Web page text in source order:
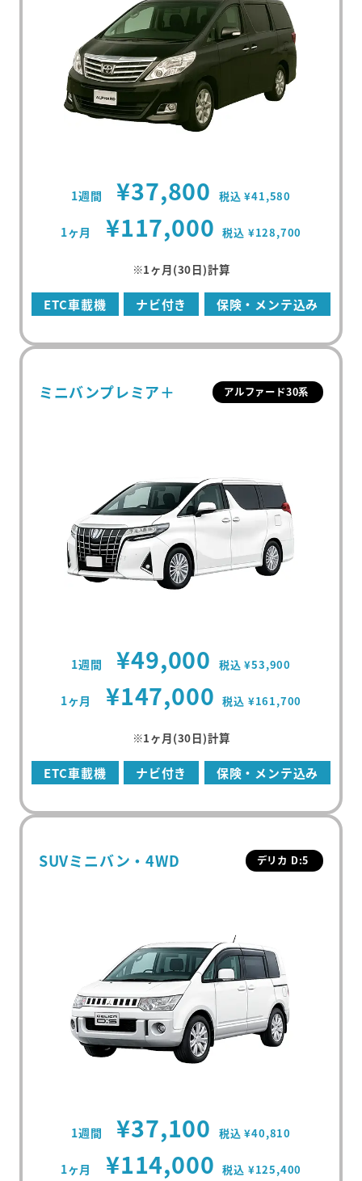
1週間 ¥37,800 税込 ¥41,580
1ヶ月 ¥117,000 税込 ¥128,700
※1ヶ月(30日)計算
ETC車載機 ナビ付き 保険・メンテ込み
ミニバンプレミア＋ アルファード30系
1週間 ¥49,000 税込 ¥53,900
1ヶ月 ¥147,000 税込 ¥161,700
※1ヶ月(30日)計算
ETC車載機 ナビ付き 保険・メンテ込み
SUVミニバン・4WD デリカ D:5
1週間 ¥37,100 税込 ¥40,810
1ヶ月 ¥114,000 税込 ¥125,400